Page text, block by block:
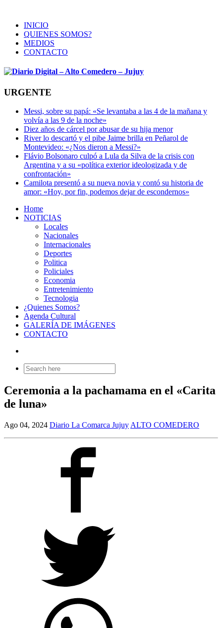
INICIO
QUIENES SOMOS?
MEDIOS
CONTACTO
URGENTE
Messi, sobre su papá: «Se levantaba a las 4 de la mañana y
volvía a las 9 de la noche»
Diez años de cárcel por abusar de su hija menor
River lo descartó y el pibe Jaime brilla en Peñarol de
Montevideo: «¿Nos dieron a Messi?»
Flávio Bolsonaro culpó a Lula da Silva de la crisis con
Argentina y a su «política exterior ideologizada y de
confrontación»
Camilota presentó a su nueva novia y contó su historia de
amor: «Hoy, por fin, podemos dejar de escondernos»
Home
NOTICIAS
Locales
Nacionales
Internacionales
Deportes
Politica
Policiales
Economia
Entretenimiento
Tecnologia
¿Quienes Somos?
Agenda Cultural
GALERÍA DE IMÁGENES
CONTACTO
Search
for:
Ceremonia a la pachamama en el «Carita
de luna»
Ago 04, 2024 Diario La Comarca Jujuy ALTO COMEDERO